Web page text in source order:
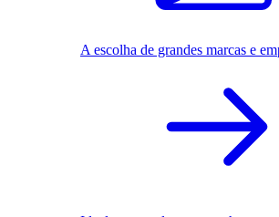
A escolha de grandes marcas e